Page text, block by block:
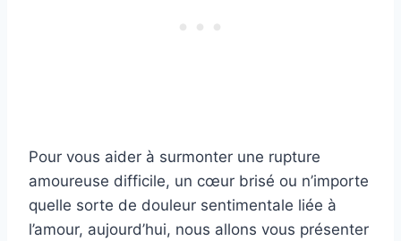
Pour vous aider à surmonter une rupture
amoureuse difficile, un cœur brisé ou n’importe
quelle sorte de douleur sentimentale liée à
l’amour, aujourd’hui, nous allons vous présenter